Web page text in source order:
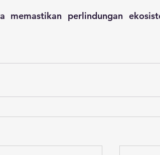
memastikan perlindungan